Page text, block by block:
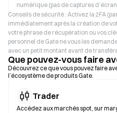
numérique (pas de captures
Conseils de sécurité : Activez la 2FA
immédiatement après la création de
votre phrase de récupération ou vos
personnel de Gate ne vous les
avec un petit montant avant de
Que pouvez-vous faire
Découvrez ce que vous pouvez faire
l’écosystème de produits Gate.
Trader
Accédez aux marchés spot, sur